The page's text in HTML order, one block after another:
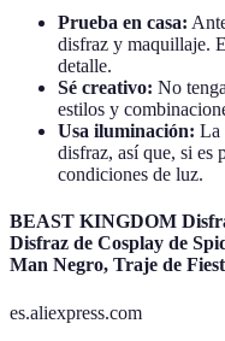
Prueba en casa:
disfraz y maquillaje.
detalle.
Sé creativo: No
estilos y
Usa iluminación: La
disfraz, así que, si es
condiciones de luz.
BEAST KINGDOM
Disfraz de Cosplay de
Man Negro, Traje de
es.aliexpress.com